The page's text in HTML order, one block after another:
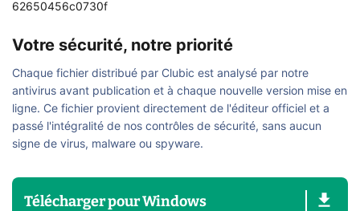
62650456c0730f
Votre sécurité, notre priorité
Chaque fichier distribué par Clubic est analysé par notre
antivirus avant publication et à chaque nouvelle version mise en
ligne. Ce fichier provient directement de l'éditeur officiel et a
passé l'intégralité de nos contrôles de sécurité, sans aucun
signe de virus, malware ou spyware.
TéléchargerpourWindows